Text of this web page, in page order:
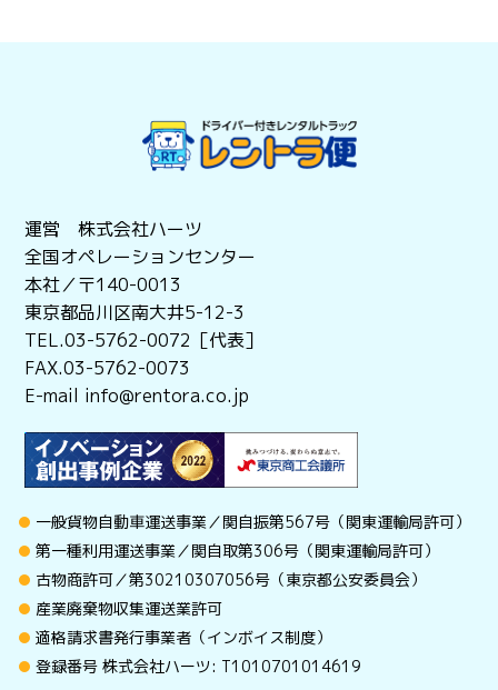
運営 株式会社ハーツ
全国オペレーションセンター
本社／〒140-0013
東京都品川区南大井5-12-3
TEL.03-5762-0072［代表］
FAX.03-5762-0073
E-mail info@rentora.co.jp
一般貨物自動車運送事業／関自振第567号（関東運輸局許可）
第一種利用運送事業／関自取第306号（関東運輸局許可）
古物商許可／第30210307056号（東京都公安委員会）
産業廃棄物収集運送業許可
適格請求書発行事業者（インボイス制度）
登録番号 株式会社ハーツ: T1010701014619